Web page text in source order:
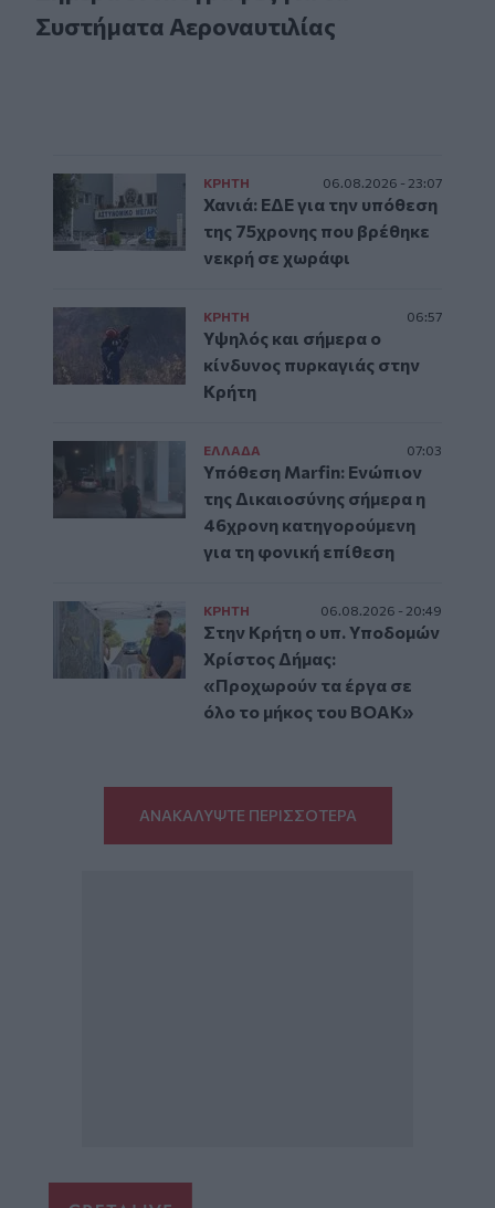
Συστήματα Αεροναυτιλίας
ΚΡΗΤΗ 06.08.2026 - 23:07
Χανιά: ΕΔΕ για την υπόθεση
της 75χρονης που βρέθηκε
νεκρή σε χωράφι
ΚΡΗΤΗ 06:57
Υψηλός και σήμερα ο
κίνδυνος πυρκαγιάς στην
Κρήτη
ΕΛΛAΔΑ 07:03
Υπόθεση Marfin: Ενώπιον
της Δικαιοσύνης σήμερα η
46χρονη κατηγορούμενη
για τη φονική επίθεση
ΚΡΗΤΗ 06.08.2026 - 20:49
Στην Κρήτη ο υπ. Υποδομών
Χρίστος Δήμας:
«Προχωρούν τα έργα σε
όλο το μήκος του ΒΟΑΚ»
ΑΝΑΚΑΛΥΨΤΕ ΠΕΡΙΣΣΟΤΕΡΑ